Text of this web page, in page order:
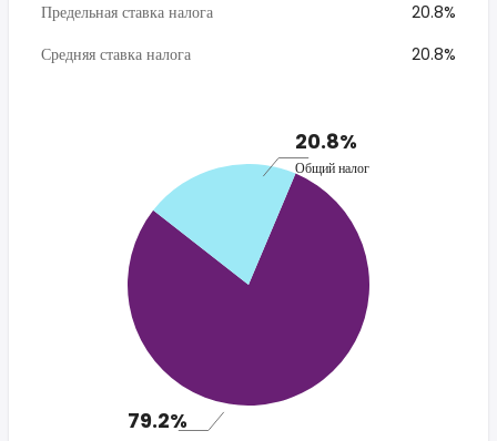
Предельная ставка налога
20.8%
Средняя ставка налога
20.8%
20.8%
Общий налог
79.2%